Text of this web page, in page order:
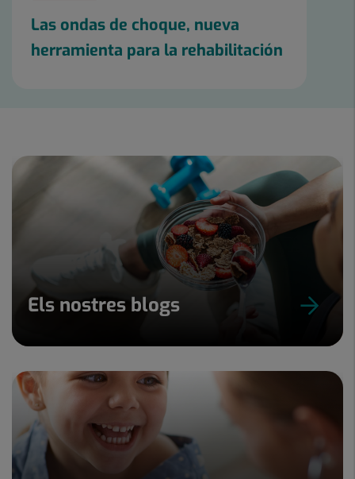
Las ondas de choque, nueva
herramienta para la rehabilitación
Els nostres blogs